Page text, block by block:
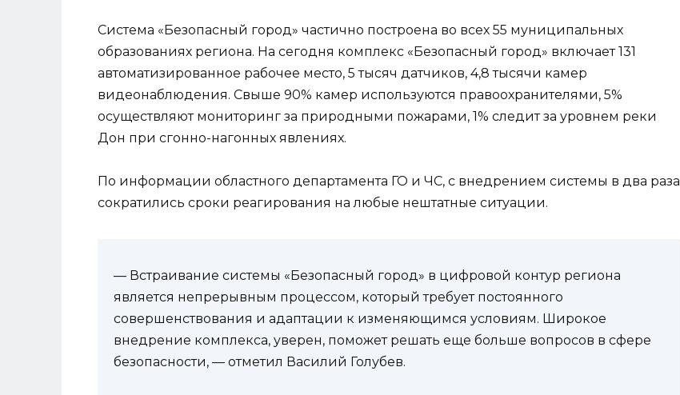
Система «Безопасный город» частично построена во всех 55 муниципальных
образованиях региона. На сегодня комплекс «Безопасный город» включает 131
автоматизированное рабочее место, 5 тысяч датчиков, 4,8 тысячи камер
видеонаблюдения. Свыше 90% камер используются правоохранителями, 5%
осуществляют мониторинг за природными пожарами, 1% следит за уровнем реки
Дон при сгонно-нагонных явлениях.
По информации областного департамента ГО и ЧС, с внедрением системы в два раза
сократились сроки реагирования на любые нештатные ситуации.
— Встраивание системы «Безопасный город» в цифровой контур региона
является непрерывным процессом, который требует постоянного
совершенствования и адаптации к изменяющимся условиям. Широкое
внедрение комплекса, уверен, поможет решать еще больше вопросов в сфере
безопасности, — отметил Василий Голубев.